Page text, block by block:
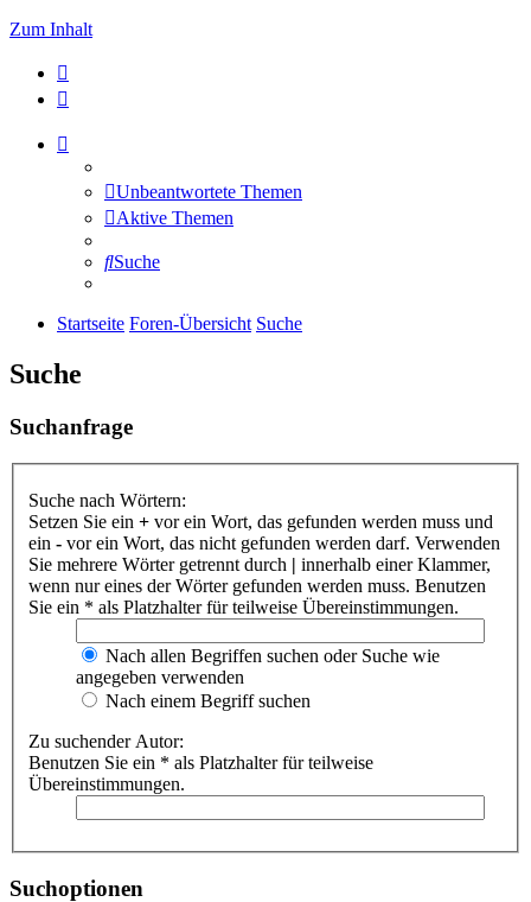
Zum Inhalt
Unbeantwortete Themen
Aktive Themen
Suche
Startseite Foren-Übersicht Suche
Suche
Suchanfrage
Suche nach Wörtern:
Setzen Sie ein + vor ein Wort, das gefunden werden muss und
ein - vor ein Wort, das nicht gefunden werden darf. Verwenden
Sie mehrere Wörter getrennt durch | innerhalb einer Klammer,
wenn nur eines der Wörter gefunden werden muss. Benutzen
Sie ein * als Platzhalter für teilweise Übereinstimmungen.
Nach allen Begriffen suchen oder Suche wie
angegeben verwenden
Nach einem Begriff suchen
Zu suchender Autor:
Benutzen Sie ein * als Platzhalter für teilweise
Übereinstimmungen.
Suchoptionen